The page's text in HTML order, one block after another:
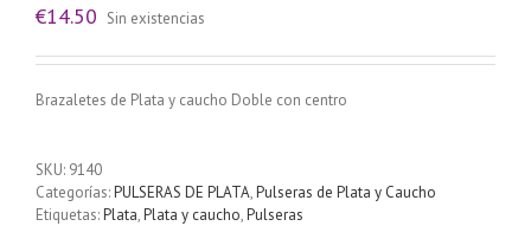
€14.50 Sin existencias
Brazaletes de Plata y caucho Doble con centro
SKU: 9140
Categorías:PULSERAS DE PLATA,Pulseras de Plata y Caucho
Etiquetas:Plata,Plata y caucho,Pulseras